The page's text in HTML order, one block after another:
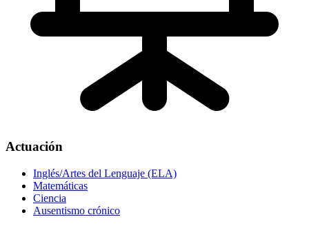
Actuación
Inglés/Artes del Lenguaje (ELA)
Matemáticas
Ciencia
Ausentismo crónico